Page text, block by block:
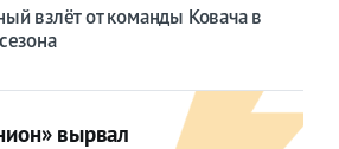
взлёт от команды Ковача в
вырвал